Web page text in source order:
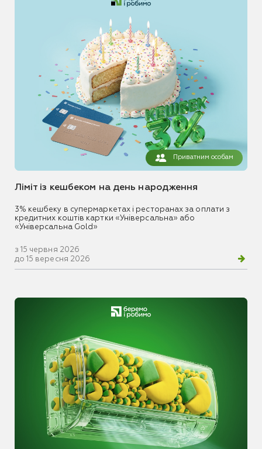
Приватним особам
Ліміт із кешбеком на день народження
3% кешбеку в супермаркетах і ресторанах за оплати з
кредитних коштів картки «Універсальна» або
«Універсальна Gold»
з 15 червня 2026
до 15 вересня 2026